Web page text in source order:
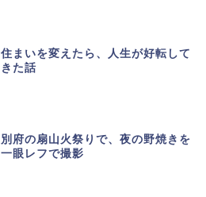
住まいを変えたら、人生が好転して
きた話
別府の扇山火祭りで、夜の野焼きを
一眼レフで撮影